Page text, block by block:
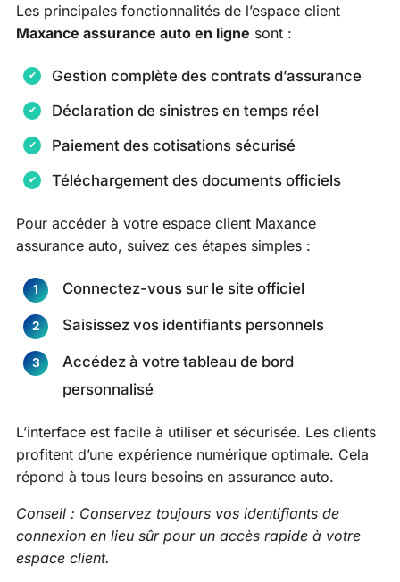
Les principales fonctionnalités de l’espace client
Maxance assurance auto en ligne sont :
Gestion complète des contrats d’assurance
Déclaration de sinistres en temps réel
Paiement des cotisations sécurisé
Téléchargement des documents officiels
Pour accéder à votre espace client Maxance
assurance auto, suivez ces étapes simples :
Connectez-vous sur le site officiel
Saisissez vos identifiants personnels
Accédez à votre tableau de bord
personnalisé
L’interface est facile à utiliser et sécurisée. Les clients
profitent d’une expérience numérique optimale. Cela
répond à tous leurs besoins en assurance auto.
Conseil : Conservez toujours vos identifiants de
connexion en lieu sûr pour un accès rapide à votre
espace client.